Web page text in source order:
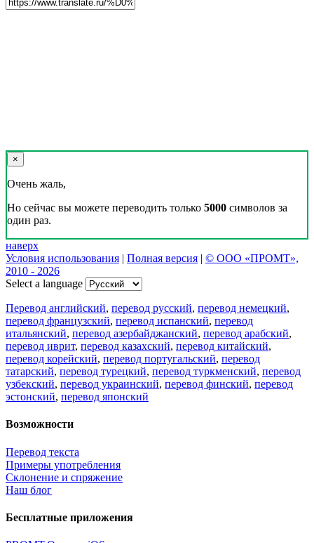
×
Очень жаль,
Но сейчас вы можете переводить только 5000 символов за
один раз.
наверх
Условия использования | Полная версия | © ООО «ПРОМТ»,
2010 - 2026
Select a language
Перевод английский, перевод русский, перевод немецкий,
перевод французский, перевод испанский, перевод
итальянский, перевод азербайджанский, перевод арабский,
перевод иврит, перевод казахский, перевод китайский,
перевод корейский, перевод португальский, перевод
татарский, перевод турецкий, перевод туркменский, перевод
узбекский, перевод украинский, перевод финский, перевод
эстонский, перевод японский
Возможности
Перевод текста
Примеры употребления
Склонение и спряжение
Наш блог
Бесплатные приложения